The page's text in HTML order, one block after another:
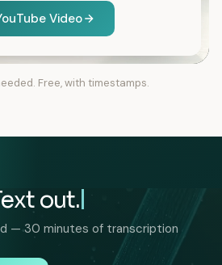
Video
Free, with timestamps.
out.
— 30 minutes of transcription